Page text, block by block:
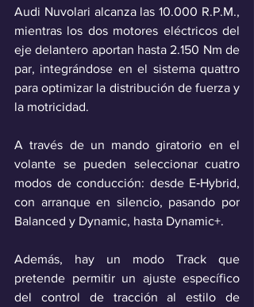
Audi Nuvolari alcanza las 10.000 R.P.M.,
mientras los dos motores eléctricos del
eje delantero aportan hasta 2.150 Nm de
par, integrándose en el sistema quattro
para optimizar la distribución de fuerza y
la motricidad.
A través de un mando giratorio en el
volante se pueden seleccionar cuatro
modos de conducción: desde E‑Hybrid,
con arranque en silencio, pasando por
Balanced y Dynamic, hasta Dynamic+.
Además, hay un modo Track que
pretende permitir un ajuste específico
del control de tracción al estilo de